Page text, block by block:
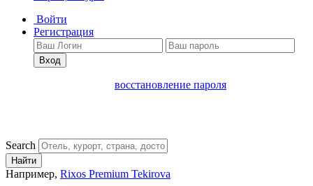
Войти
Регистрация
Вход
восстановление пароля
Search
Найти
Например, Rixos Premium Tekirova